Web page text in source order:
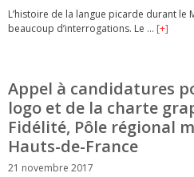
L’histoire de la langue picarde durant le
beaucoup d’interrogations. Le … [+]
Appel à candidatures
logo et de la charte
Fidélité, Pôle régional
Hauts-de-France
21 novembre 2017